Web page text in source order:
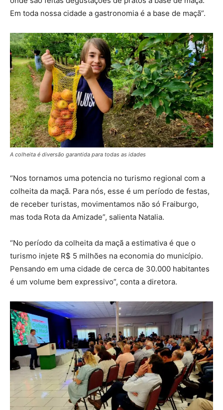
Em toda nossa cidade a gastronomia é a base de maçã”.
A colheita é diversão garantida para todas as idades
“Nos tornamos uma potencia no turismo regional com a
colheita da maçã. Para nós, esse é um período de festas,
de receber turistas, movimentamos não só Fraiburgo,
mas toda Rota da Amizade”, salienta Natalia.
“No período da colheita da maçã a estimativa é que o
turismo injete R$ 5 milhões na economia do município.
Pensando em uma cidade de cerca de 30.000 habitantes
é um volume bem expressivo”, conta a diretora.